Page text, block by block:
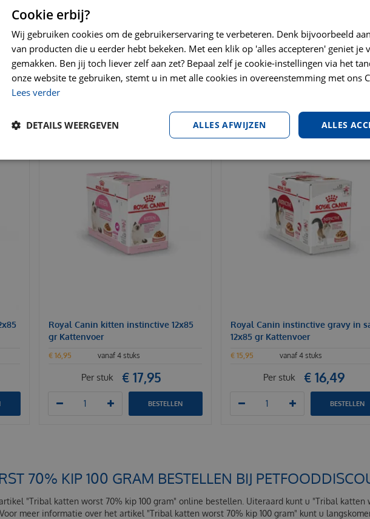
Royal Canin kitten instinctive 12x85
gr Kattenvoer
vanaf 4 stuks
€ 16,95
€ 17,95
Per stuk
BESTELLEN
Royal Canin instinctive gravy in
12x85 gr Kattenvoer
vanaf 4 stuks
€ 15,95
€ 16,49
Per stuk
BESTELLEN
70% KIP 100 GRAM BESTELLEN BIJ
"Tribal katten worst 70% kip 100 gram" online bestellen. Uiteraard kunt u "Tribal katten
meer informatie over het artikel "Tribal katten worst 70% kip 100 gram" kunt u
Cookie erbij?
Wij gebruiken cookies om de gebruikerservaring te verbeteren. Denk bijvoorbeeld
van producten die u eerder hebt bekeken. Met een klik op 'alles accepteren' geniet je
gemakken. Ben jij toch liever zelf aan zet? Bepaal zelf je cookie-instellingen via het
onze website te gebruiken, stemt u in met alle cookies in overeenstemming met ons
Lees verder
ALLES
ALLES AFWIJZEN
DETAILS WEERGEVEN